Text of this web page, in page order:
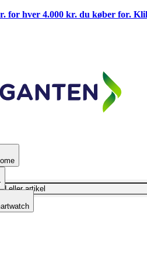
for hver 4.000 kr. du køber for.